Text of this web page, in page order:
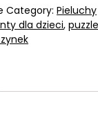
Category: Pieluchy
dla dzieci,